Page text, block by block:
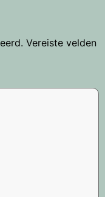
Vereiste velden